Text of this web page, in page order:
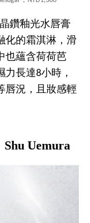
鑽釉光水唇膏
化的霜淇淋，滑
也蘊含荷荷芭
長達8小時，
唇況，且妝感輕
Shu Uemura